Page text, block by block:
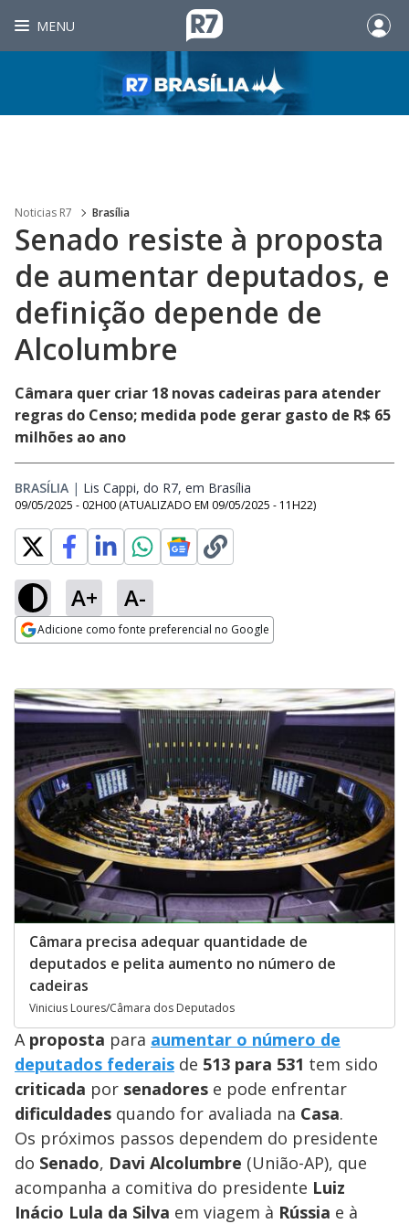
MENU
Noticias R7 Brasília
Senado resiste à proposta
de aumentar deputados, e
definição depende de
Alcolumbre
Câmara quer criar 18 novas cadeiras para atender
regras do Censo; medida pode gerar gasto de R$ 65
milhões ao ano
BRASÍLIA | Lis Cappi, do R7, em Brasília
09/05/2025 - 02H00 (ATUALIZADO EM 09/05/2025 - 11H22)
A+ A-
Adicione como fonte preferencial no Google
Câmara precisa adequar quantidade de
deputados e pelita aumento no número de
cadeiras
Vinicius Loures/Câmara dos Deputados
A proposta para aumentar o número de
deputados federais de 513 para 531 tem sido
criticada por senadores e pode enfrentar
dificuldades quando for avaliada na Casa.
Os próximos passos dependem do presidente
do Senado, Davi Alcolumbre (União-AP), que
acompanha a comitiva do presidente Luiz
Inácio Lula da Silva em viagem à Rússia e à